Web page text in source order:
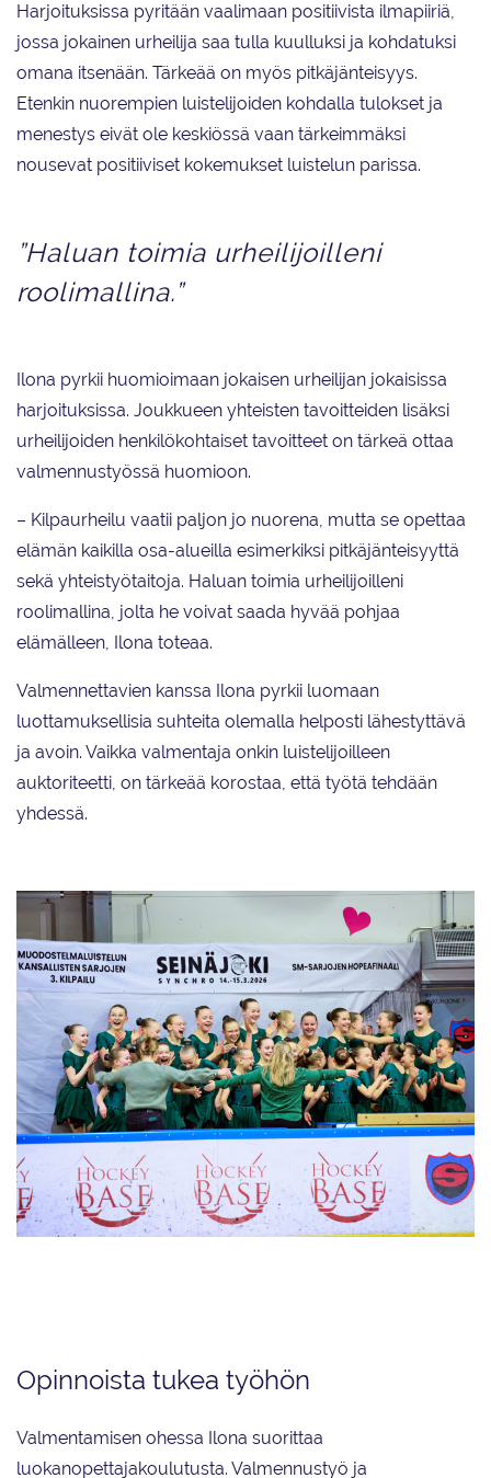
Harjoituksissa pyritään vaalimaan positiivista ilmapiiriä,
jossa jokainen urheilija saa tulla kuulluksi ja kohdatuksi
omana itsenään. Tärkeää on myös pitkäjänteisyys.
Etenkin nuorempien luistelijoiden kohdalla tulokset ja
menestys eivät ole keskiössä vaan tärkeimmäksi
nousevat positiiviset kokemukset luistelun parissa.
”Haluan toimia urheilijoilleni
roolimallina.”
Ilona pyrkii huomioimaan jokaisen urheilijan jokaisissa
harjoituksissa. Joukkueen yhteisten tavoitteiden lisäksi
urheilijoiden henkilökohtaiset tavoitteet on tärkeä ottaa
valmennustyössä huomioon.
– Kilpaurheilu vaatii paljon jo nuorena, mutta se opettaa
elämän kaikilla osa-alueilla esimerkiksi pitkäjänteisyyttä
sekä yhteistyötaitoja. Haluan toimia urheilijoilleni
roolimallina, jolta he voivat saada hyvää pohjaa
elämälleen, Ilona toteaa.
Valmennettavien kanssa Ilona pyrkii luomaan
luottamuksellisia suhteita olemalla helposti lähestyttävä
ja avoin. Vaikka valmentaja onkin luistelijoilleen
auktoriteetti, on tärkeää korostaa, että työtä tehdään
yhdessä.
Opinnoista tukea työhön
Valmentamisen ohessa Ilona suorittaa
luokanopettajakoulutusta. Valmennustyö ja